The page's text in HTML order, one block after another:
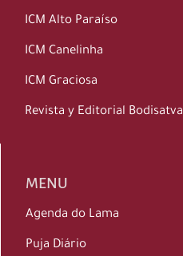
ICM Alto Paraíso
ICM Canelinha
ICM Graciosa
Revista y Editorial Bodisatva
MENU
Agenda do Lama
Puja Diário